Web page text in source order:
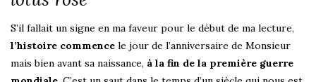
S’il fallait un signe en ma faveur pour le début de ma lecture,
l’histoire commence le jour de l’anniversaire de Monsieur
mais bien avant sa naissance, à la fin de la première guerre